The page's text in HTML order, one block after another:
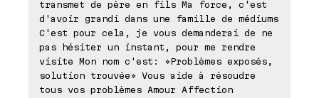
transmet de père en fils Ma force, c'est
d'avoir grandi dans une famille de médiums
C'est pour cela, je vous demanderai de ne
pas hésiter un instant, pour me rendre
visite Mon nom c'est: «Problèmes exposés,
solution trouvée» Vous aide à résoudre
tous vos problèmes Amour Affection